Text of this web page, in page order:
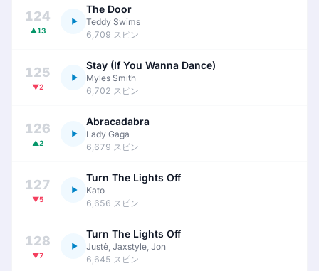
124
▲13
The Door
Teddy Swims
6,709 スピン
125
▼2
Stay (If You Wanna Dance)
Myles Smith
6,702 スピン
126
▲2
Abracadabra
Lady Gaga
6,679 スピン
127
▼5
Turn The Lights Off
Kato
6,656 スピン
128
▼7
Turn The Lights Off
Justė, Jaxstyle, Jon
6,645 スピン